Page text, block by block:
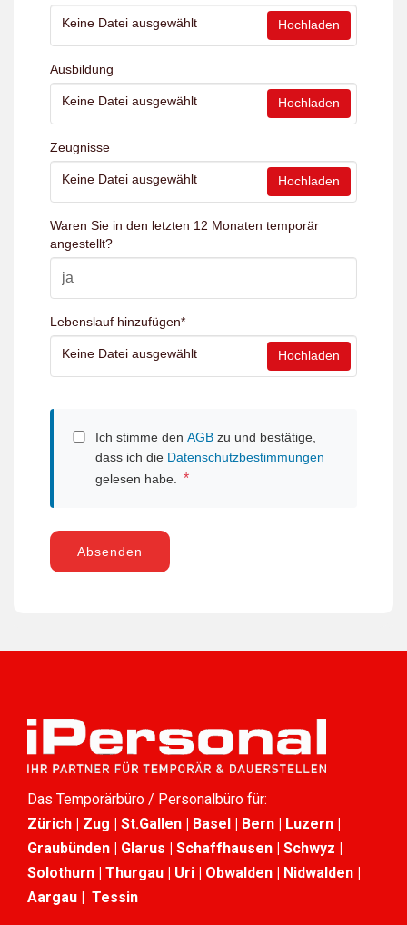
Keine Datei ausgewählt Hochladen
Ausbildung
Keine Datei ausgewählt Hochladen
Zeugnisse
Keine Datei ausgewählt Hochladen
Waren Sie in den letzten 12 Monaten temporär
angestellt?
Lebenslauf hinzufügen*
Keine Datei ausgewählt Hochladen
Ich stimme den AGB zu und bestätige,
dass ich die Datenschutzbestimmungen
gelesen habe.
*
Absenden
Das Temporärbüro / Personalbüro für:
Zürich | Zug | St.Gallen | Basel | Bern | Luzern |
Graubünden | Glarus | Schaffhausen | Schwyz |
Solothurn | Thurgau | Uri | Obwalden | Nidwalden |
Aargau | Tessin